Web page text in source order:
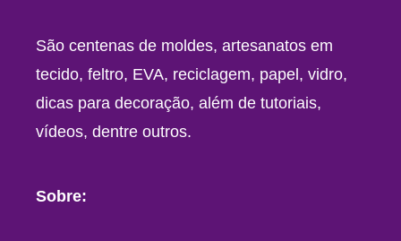
São centenas de moldes, artesanatos em
tecido, feltro, EVA, reciclagem, papel, vidro,
dicas para decoração, além de tutoriais,
vídeos, dentre outros.
Sobre: